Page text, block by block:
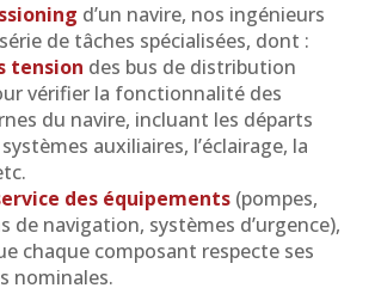
d’un navire, nos ingénieurs
de tâches spécialisées, dont :
tension des bus de distribution
vérifier la fonctionnalité des
du navire, incluant les départs
auxiliaires, l’éclairage, la
des équipements (pompes,
de navigation, systèmes d’urgence),
chaque composant respecte ses
nominales.